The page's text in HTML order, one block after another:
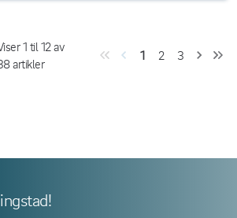
1 til12av
artikler
1 2 3